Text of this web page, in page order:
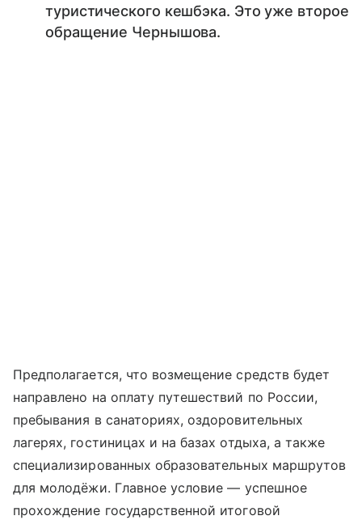
туристического кешбэка. Это уже второе
обращение Чернышова.
Предполагается, что возмещение средств будет
направлено на оплату путешествий по России,
пребывания в санаториях, оздоровительных
лагерях, гостиницах и на базах отдыха, а также
специализированных образовательных маршрутов
для молодёжи. Главное условие — успешное
прохождение государственной итоговой